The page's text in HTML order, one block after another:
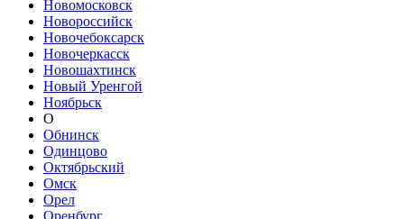
Новомосковск
Новороссийск
Новочебоксарск
Новочеркасск
Новошахтинск
Новый Уренгой
Ноябрьск
О
Обнинск
Одинцово
Октябрьский
Омск
Орел
Оренбург